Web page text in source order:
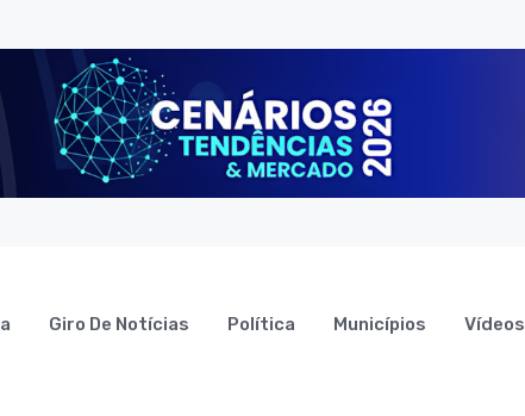
Giro De Notícias Política Municípios Vídeos